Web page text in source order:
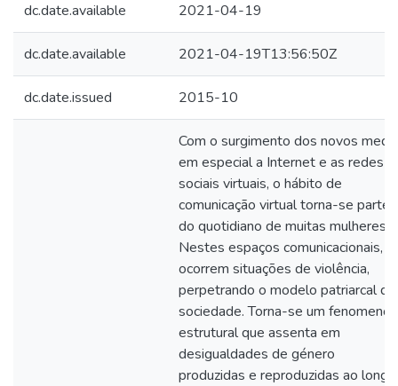
dc.date.available 2021-04-19
dc.date.available 2021-04-19T13:56:50Z
dc.date.issued 2015-10
Com o surgimento dos novos
em especial a Internet e as redes
sociais virtuais, o hábito de
comunicação virtual torna-se parte
do quotidiano de muitas mulheres.
Nestes espaços comunicacionais,
ocorrem situações de violência,
perpetrando o modelo patriarcal da
sociedade. Torna-se um fenomeno
estrutural que assenta em
desigualdades de género
produzidas e reproduzidas ao longo